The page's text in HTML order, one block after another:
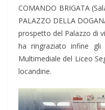
COMANDO BRIGATA
PALAZZO DELLA
prospetto del Palazzo di
ha ringraziato infine gli
Multimediale del Liceo
locandine.